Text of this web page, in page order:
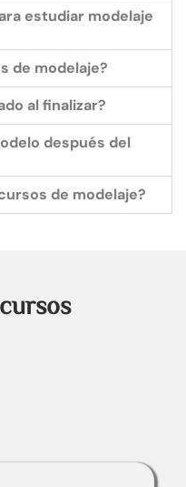
estudiar modelaje
de modelaje?
al finalizar?
después del
de modelaje?